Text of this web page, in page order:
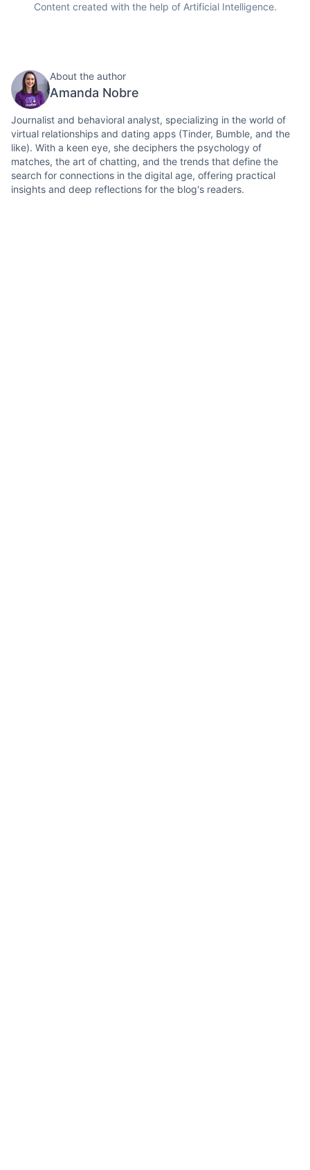
Content created with the help of Artificial Intelligence.
About the author
Amanda Nobre
Journalist and behavioral analyst, specializing in the world of
virtual relationships and dating apps (Tinder, Bumble, and the
like). With a keen eye, she deciphers the psychology of
matches, the art of chatting, and the trends that define the
search for connections in the digital age, offering practical
insights and deep reflections for the blog's readers.